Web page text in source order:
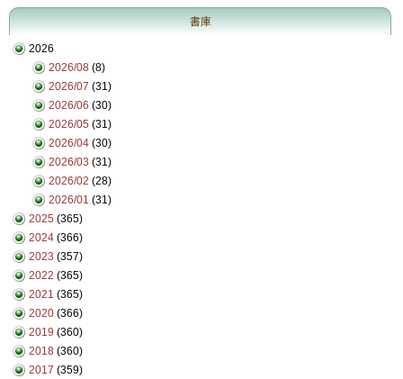
書庫
2026
2026/08 (8)
2026/07 (31)
2026/06 (30)
2026/05 (31)
2026/04 (30)
2026/03 (31)
2026/02 (28)
2026/01 (31)
2025 (365)
2024 (366)
2023 (357)
2022 (365)
2021 (365)
2020 (366)
2019 (360)
2018 (360)
2017 (359)